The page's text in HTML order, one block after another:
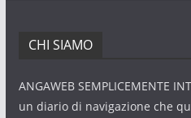
CHI SIAMO
ANGAWEB SEMPLICEMENTE
un diario di navigazione che